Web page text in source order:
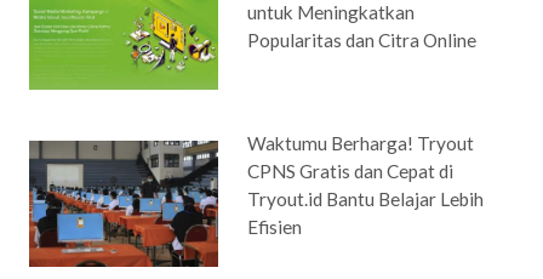
untuk Meningkatkan
Popularitas dan Citra Online
Waktumu Berharga! Tryout
CPNS Gratis dan Cepat di
Tryout.id Bantu Belajar Lebih
Efisien